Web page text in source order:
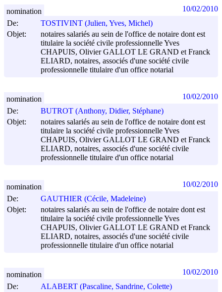
De:
TOSTIVINT (Julien, Yves, Michel)
Objet:
notaires salariés au sein de l'office de notaire dont est
titulaire la société civile professionnelle Yves
CHAPUIS, Olivier GALLOT LE GRAND et Franck
ELIARD, notaires, associés d'une société civile
professionnelle titulaire d'un office notarial
nomination 10/02/2010
De:
BUTROT (Anthony, Didier, Stéphane)
Objet:
notaires salariés au sein de l'office de notaire dont est
titulaire la société civile professionnelle Yves
CHAPUIS, Olivier GALLOT LE GRAND et Franck
ELIARD, notaires, associés d'une société civile
professionnelle titulaire d'un office notarial
nomination 10/02/2010
De:
GAUTHIER (Cécile, Madeleine)
Objet:
notaires salariés au sein de l'office de notaire dont est
titulaire la société civile professionnelle Yves
CHAPUIS, Olivier GALLOT LE GRAND et Franck
ELIARD, notaires, associés d'une société civile
professionnelle titulaire d'un office notarial
nomination 10/02/2010
De:
ALABERT (Pascaline, Sandrine, Colette)
nomination 10/02/2010